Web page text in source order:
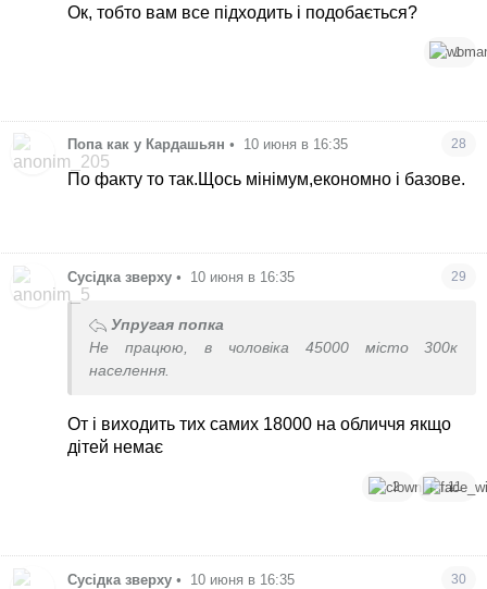
Ок, тобто вам все підходить і подобається?
1
Попа как у Кардашьян • 10 июня в 16:35 28
По факту то так.Щось мінімум,економно і базове.
Сусідка зверху • 10 июня в 16:35 29
Упругая попка
Не працюю, в чоловіка 45000 місто 300к
населення.
От і виходить тих самих 18000 на обличчя якщо
дітей немає
2 11
Сусідка зверху • 10 июня в 16:35 30